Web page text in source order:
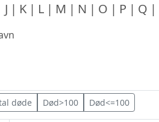
J K L M N O P Q
døde Død>100 Død<=100